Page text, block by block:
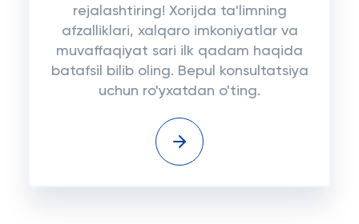
rejalashtiring! Xorijda ta'limning
afzalliklari, xalqaro imkoniyatlar va
muvaffaqiyat sari ilk qadam haqida
batafsil bilib oling. Bepul konsultatsiya
uchun ro'yxatdan o'ting.